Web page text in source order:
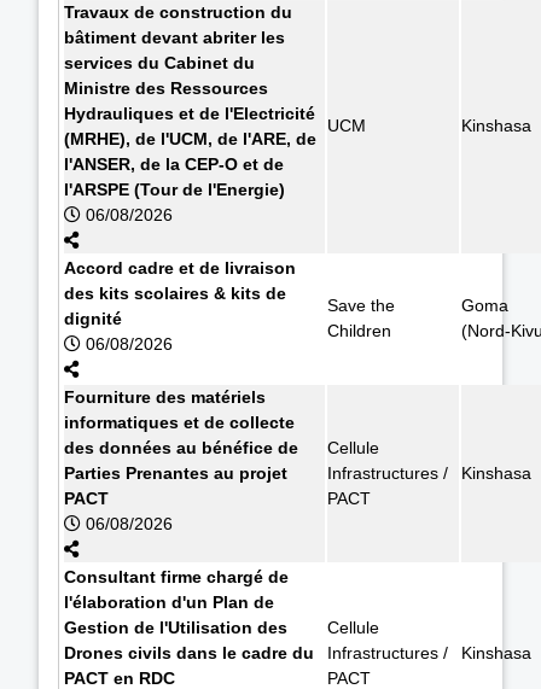
Travaux de construction du
bâtiment devant abriter les
services du Cabinet du
Ministre des Ressources
Hydrauliques et de l'Electricité
(MRHE), de l'UCM, de l'ARE, de
l'ANSER, de la CEP-O et de
l'ARSPE (Tour de l'Energie)
06/08/2026
UCM Kinshasa
Accord cadre et de livraison
des kits scolaires & kits de
dignité
06/08/2026
Save the
Children
Goma
(Nord-
Fourniture des matériels
informatiques et de collecte
des données au bénéfice de
Parties Prenantes au projet
PACT
06/08/2026
Cellule
Infrastructures /
PACT
Kinshasa
Consultant firme chargé de
l'élaboration d'un Plan de
Gestion de l'Utilisation des
Drones civils dans le cadre du
PACT en RDC
Cellule
Infrastructures /
PACT
Kinshasa